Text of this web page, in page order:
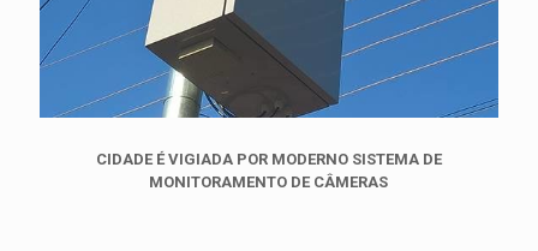
CIDADE É VIGIADA POR MODERNO SISTEMA DE
MONITORAMENTO DE CÂMERAS